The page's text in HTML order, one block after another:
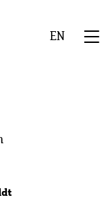
EN